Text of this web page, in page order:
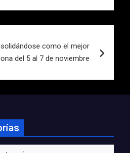
como el mejor
del 5 al 7 de noviembre